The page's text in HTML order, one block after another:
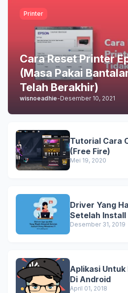
Printer
Cara Reset Printer
(Masa Pakai
Telah Berakhir)
wisnoeadhie-Desember 10, 2021
Tutorial Cara
(Free Fire)
Mei 19, 2020
Driver Yang
Setelah Install
Desember 31, 2019
Aplikasi Untuk
Di Android
April 01, 2018